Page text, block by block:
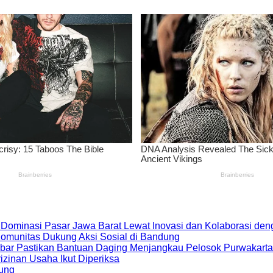
Pasar Jawa Barat Lewat Inovasi dan Kolaborasi
Dukung Aksi Sosial di Bandung
Pastikan Bantuan Daging Menjangkau Pelosok Purwakarta
Usaha Ikut Diperiksa